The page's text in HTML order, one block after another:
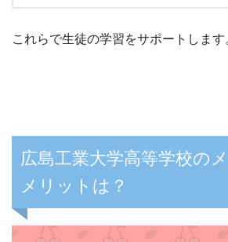
これらで生徒の学習をサポートします
広島工業大学高等学校の
メリットは？